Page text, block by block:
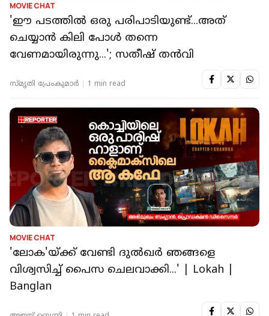
MOVIE CHAT
'ഈ പടത്തില്‍ ഒരു പരിപാടിയുണ്ട്...അത്
ചെയ്യാൻ കിലി പോൾ തന്നെ
വേണമായിരുന്നു...'; സതീഷ് തൻവി
സ്മൃതി പ്രേംകുമാര്‍ 1 min read
MOVIE CHAT
'ലോക'യ്ക്ക് വേണ്ടി ദുൽഖർ ഞങ്ങളെ
വിശ്വസിച്ച് പൈസ ചെലവാക്കി...' | Lokah |
Banglan